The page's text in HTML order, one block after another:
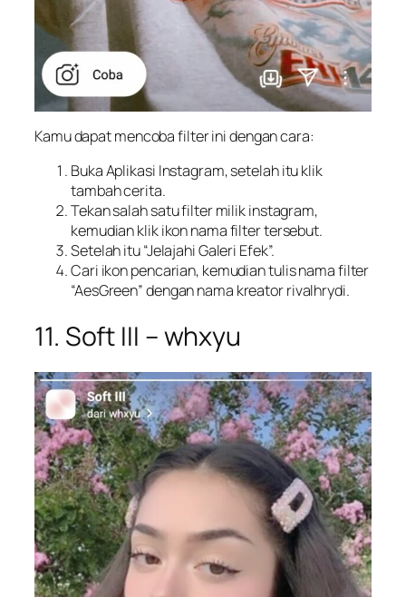
Kamu dapat mencoba filter ini dengan cara:
Buka Aplikasi Instagram, setelah itu klik
tambah cerita.
Tekan salah satu filter milik instagram,
kemudian klik ikon nama filter tersebut.
Setelah itu “Jelajahi Galeri Efek”.
Cari ikon pencarian, kemudian tulis nama filter
“AesGreen” dengan nama kreator rivalhrydi.
11. Soft III – whxyu